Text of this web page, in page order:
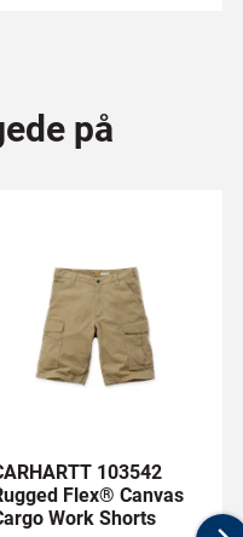
på
103542
Flex® Canvas
Work Shorts